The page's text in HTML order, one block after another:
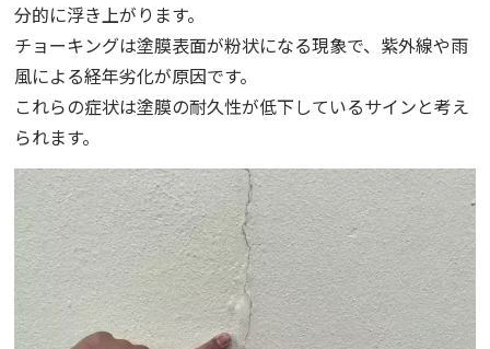
分的に浮き上がります。
チョーキングは塗膜表面が粉状になる現象で、紫外線や雨
風による経年劣化が原因です。
これらの症状は塗膜の耐久性が低下しているサインと考え
られます。